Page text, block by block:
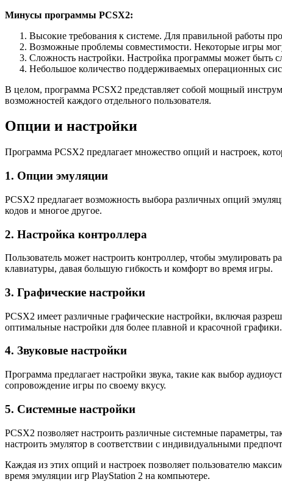
Минусы программы PCSX2:
Высокие требования к системе. Для правильной работы
Возможные проблемы совместимости. Некоторые игры
Сложность настройки. Настройка программы может быть
Небольшое количество поддерживаемых операционных
В целом, программа PCSX2 представляет собой мощный
возможностей каждого отдельного пользователя.
Опции и настройки
Программа PCSX2 предлагает множество опций и настроек,
1. Опции эмуляции
PCSX2 предлагает возможность выбора различных опций
кодов и многое другое.
2. Настройка контроллера
Пользователь может настроить контроллер, чтобы
клавиатуры, давая большую гибкость и комфорт во время игры.
3. Графические настройки
PCSX2 имеет различные графические настройки, включая
оптимальные настройки для более плавной и красочной графики.
4. Звуковые настройки
Программа предлагает настройки звука, такие как выбор
сопровождение игры по своему вкусу.
5. Системные настройки
PCSX2 позволяет настроить различные системные параметры,
настроить эмулятор в соответствии с индивидуальными
Каждая из этих опций и настроек позволяет пользователю
время эмуляции игр PlayStation 2 на компьютере.